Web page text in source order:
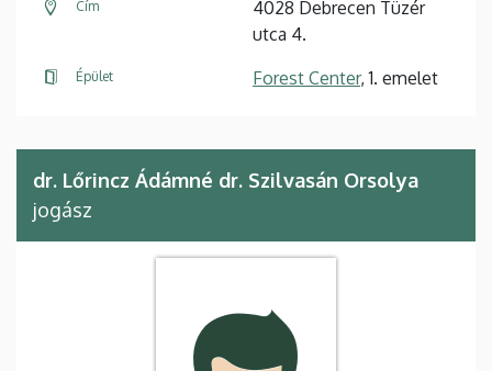
Cím
4028 Debrecen Tüzér
utca 4.
Épület Forest Center, 1. emelet
dr. Lőrincz Ádámné dr. Szilvasán Orsolya
jogász